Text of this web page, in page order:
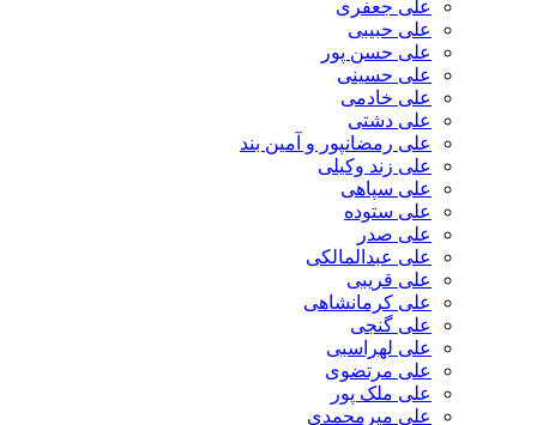
علی جعفری
علی حبیبی
علی حسن پور
علی حسینی
علی خادمی
علی دشتی
علی رمضانپور و آمین بند
علی زند وکیلی
علی سپاهی
علی ستوده
علی صدر
علی عبدالمالکی
علی قریبی
علی کرمانشاهی
علی گنجی
علی لهراسبی
علی مرتضوی
علی ملک پور
علی میرمحمدی